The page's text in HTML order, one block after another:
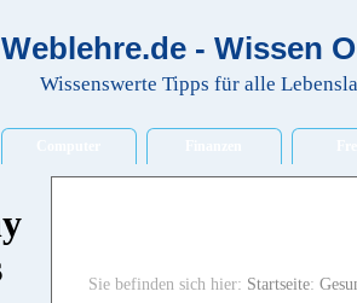
Weblehre.de - Wissen
Wissenswerte Tipps für alle
Sie befinden sich hier: Startseite: